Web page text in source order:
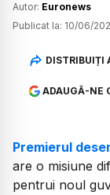
Autor: Euronews
Publicat la: 10/06/
DISTRIBUIȚI
ADAUGĂ-NE
Premierul
are o misiune
pentrui noul